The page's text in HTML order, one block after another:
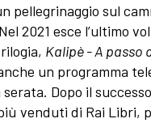
pellegrinaggio sul
2021 esce l’ultimo
Kalipè - A passo
un programma
serata. Dopo il
venduti di Rai Libri,